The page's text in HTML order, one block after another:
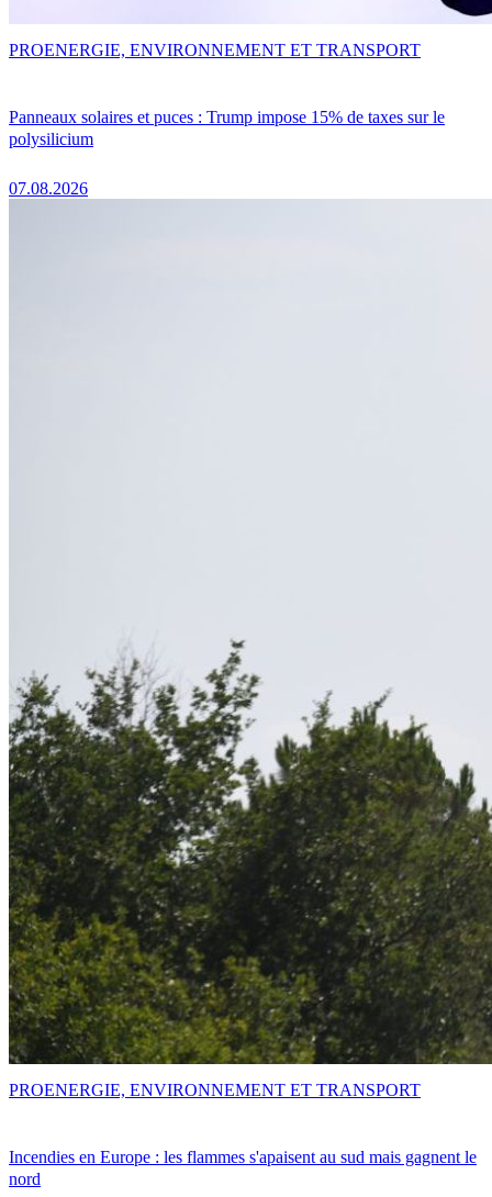
Panneaux solaires et puces : Trump impose 15% de taxes sur le
polysilicium
07.08.2026
PROENERGIE, ENVIRONNEMENT ET TRANSPORT
Incendies en Europe : les flammes s'apaisent au sud mais gagnent le
nord
PROENERGIE, ENVIRONNEMENT ET TRANSPORT